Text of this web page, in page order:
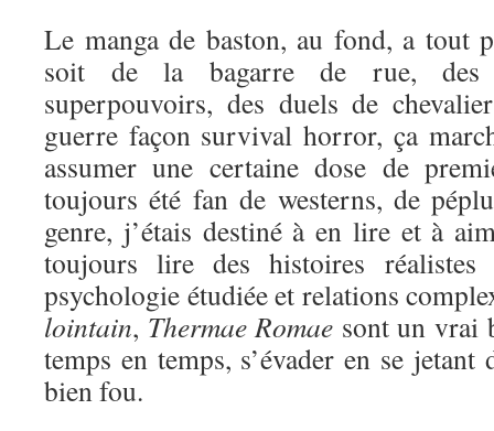
Le manga de baston, au fond, a tout
soit de la bagarre de rue, des
superpouvoirs, des duels de
guerre façon survival horror, ça
assumer une certaine dose de
toujours été fan de westerns, de
genre, j’étais destiné à en lire et à
toujours lire des histoires
psychologie étudiée et relations
lointain, Thermae Romae sont un vrai
temps en temps, s’évader en se jetant
bien fou.